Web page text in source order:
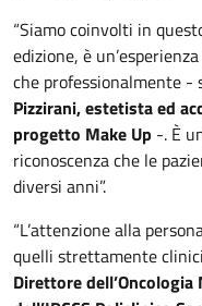
“Siamo coinvolti in
edizione, è
che professionalmente -
Pizzirani, estetista ed
progetto Make Up -. È
riconoscenza che le
diversi anni”.
“L’attenzione alla
quelli strettamente
Direttore